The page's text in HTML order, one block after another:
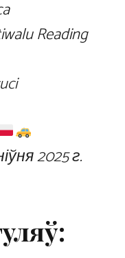
Reading
2025 г.